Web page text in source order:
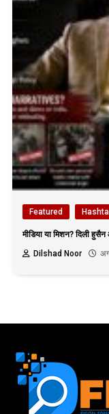
Featured
मीडिया या मिशन? दिली
Dilshad Noor